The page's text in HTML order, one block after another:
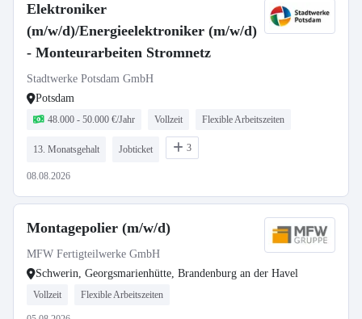
Elektroniker
(m/w/d)/Energieelektroniker (m/w/d)
- Monteurarbeiten Stromnetz
Stadtwerke Potsdam GmbH
Potsdam
48.000 - 50.000 €/Jahr Vollzeit Flexible Arbeitszeiten
13. Monatsgehalt Jobticket 3
08.08.2026
Montagepolier (m/w/d)
MFW Fertigteilwerke GmbH
Schwerin, Georgsmarienhütte, Brandenburg an der Havel
Vollzeit Flexible Arbeitszeiten